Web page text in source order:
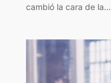
cambió la cara de la…